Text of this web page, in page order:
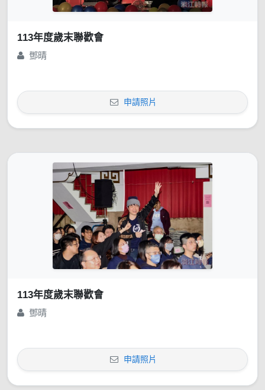
113年度歲末聯歡會
鄧晴
申請照片
113年度歲末聯歡會
鄧晴
申請照片